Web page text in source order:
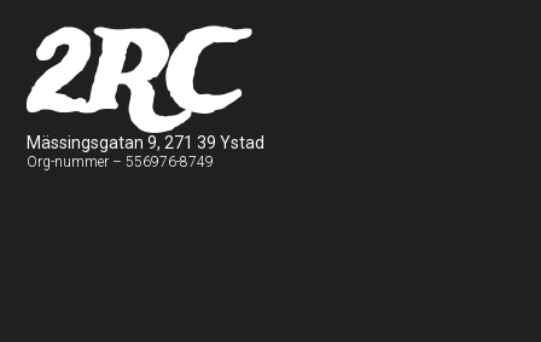
2RC
Mässingsgatan 9, 271 39 Ystad
Org-nummer – 556976-8749